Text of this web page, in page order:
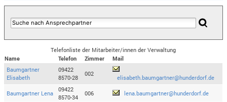
Telefonliste der Mitarbeiter/innen der Verwaltung
Name
Telefon Zimmer
Mail
Baumgartner
Elisabeth
09422
8570-28
002
elisabeth.baumgartner@hunderdorf.de
Baumgartner Lena
09422
8570-34
006 lena.baumgartner@hunderdorf.de